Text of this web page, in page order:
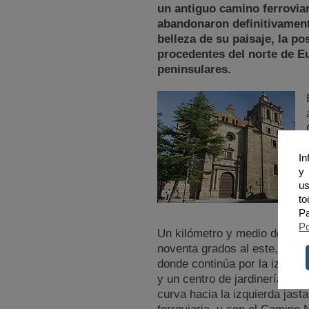
y
un antiguo camino
abandonaron
belleza de su paisaje, la
procedentes del norte de
peninsulares.
Un kilómetro y medio
noventa grados al este,
donde continúa por la
y un centro de jardinería
curva hacia la izquierda